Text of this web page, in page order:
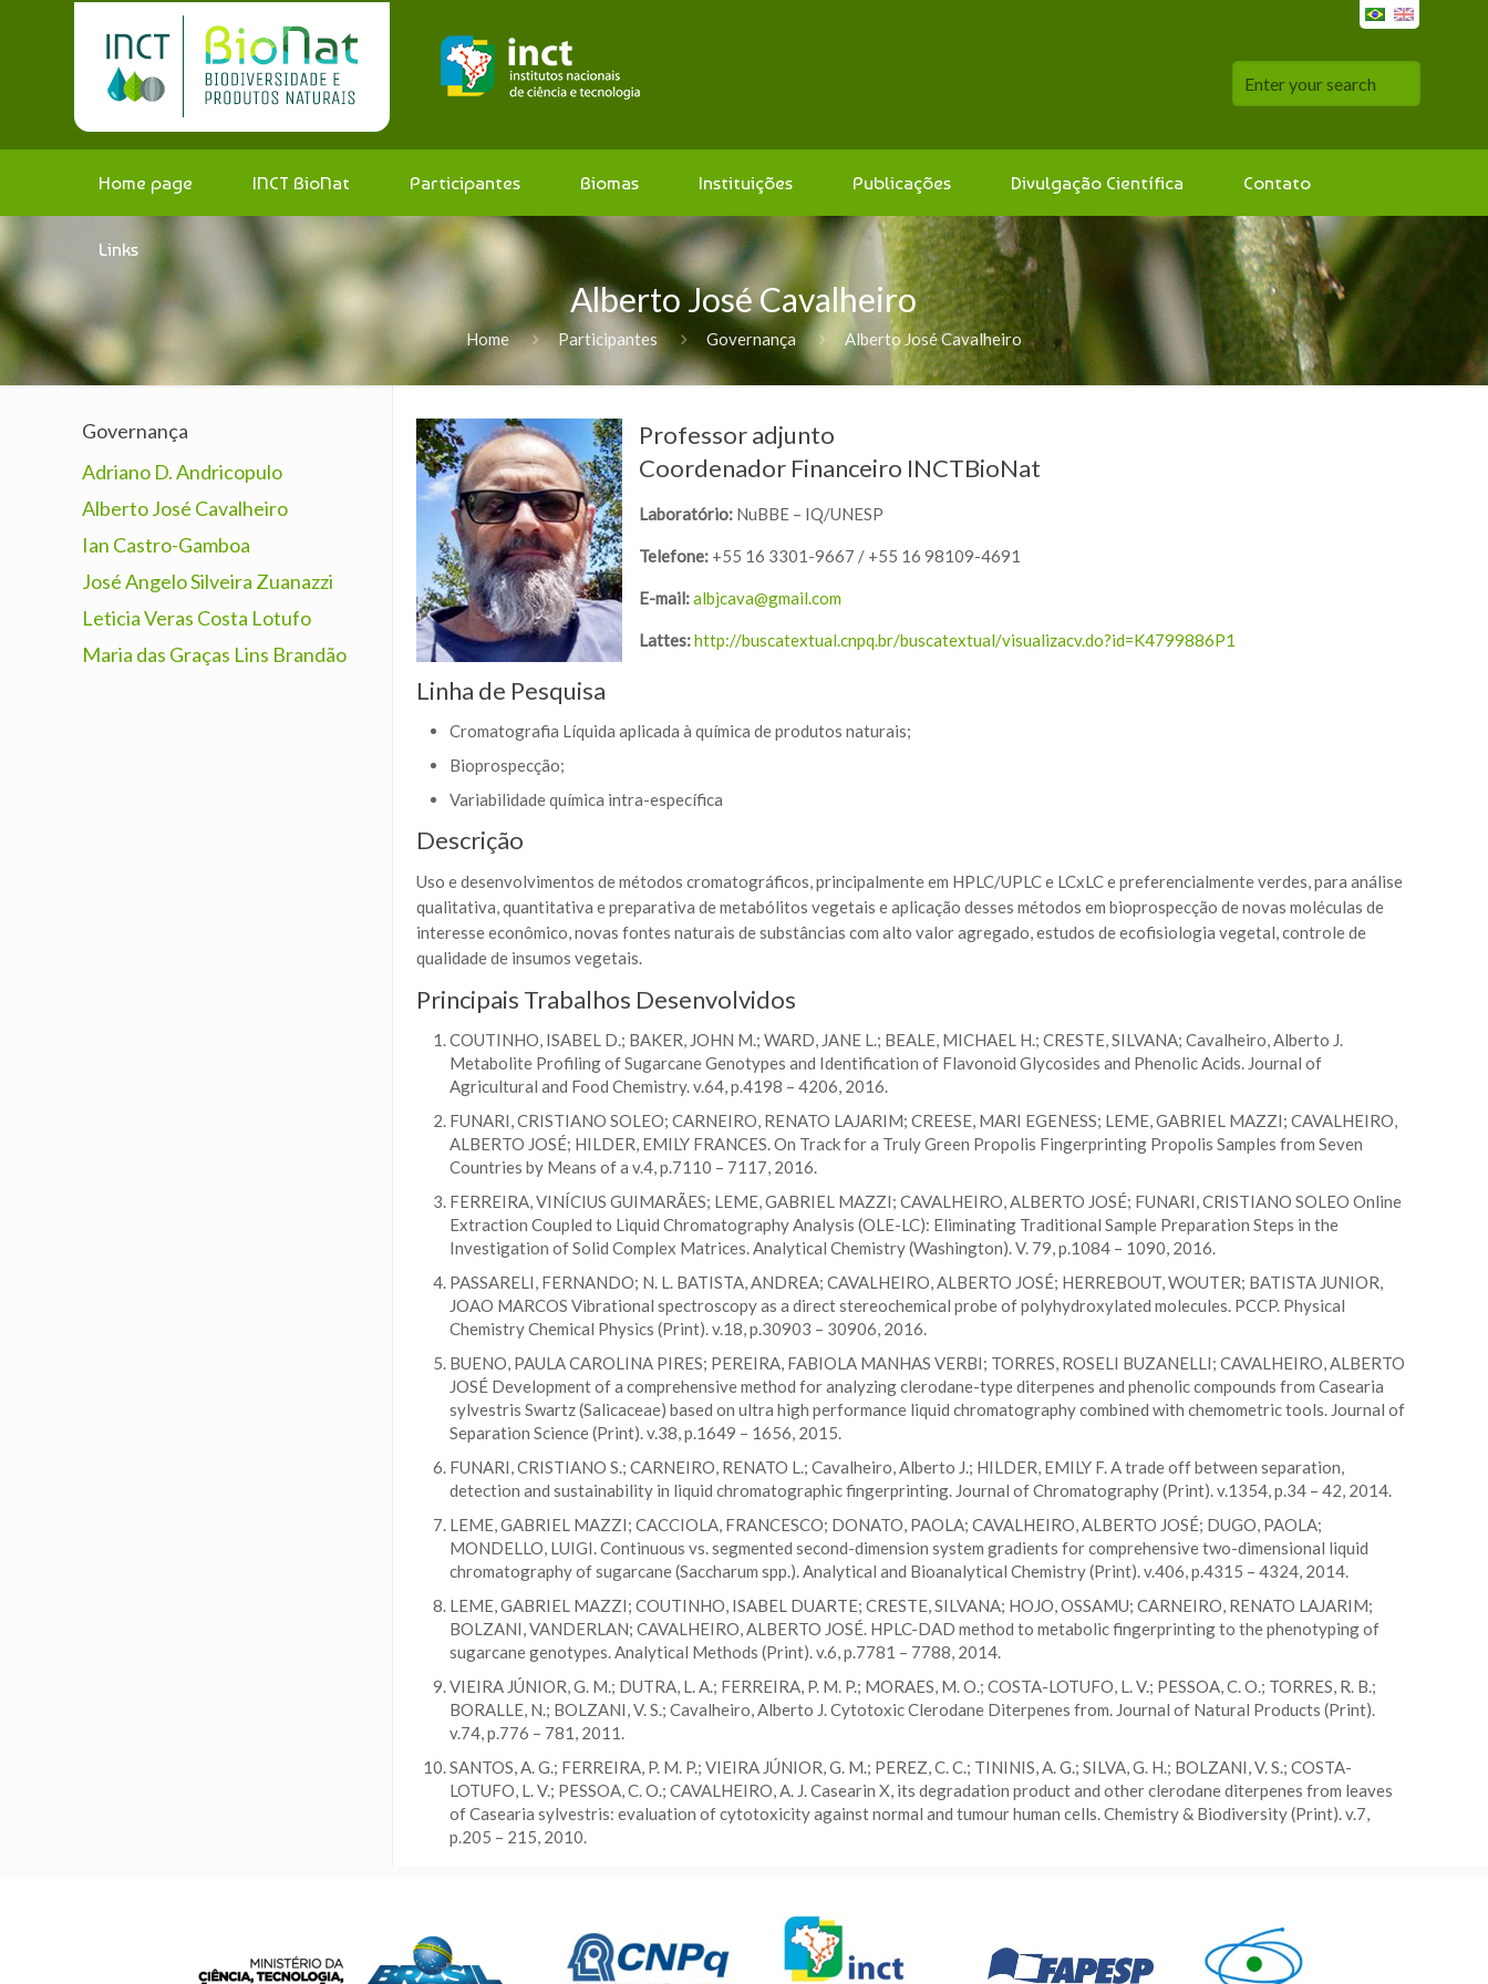
Home page INCT BioNat Participantes Biomas Instituições Publicações Divulgação Científica Contato
Links
Alberto José Cavalheiro
Home Participantes Governança Alberto José Cavalheiro
Professor adjunto
Coordenador Financeiro INCTBioNat
Laboratório:NuBBE – IQ/UNESP
Telefone:+55 16 3301-9667 / +55 16 98109-4691
E-mail:albjcava@gmail.com
Lattes:http://buscatextual.cnpq.br/buscatextual/visualizacv.do?id=K4799886P1
Linha de Pesquisa
Cromatografia Líquida aplicada à química de produtos naturais;
Bioprospecção;
Variabilidade química intra-específica
Descrição
Uso e desenvolvimentos de métodos cromatográficos, principalmente em HPLC/UPLC e LCxLC e preferencialmente verdes, para análise
qualitativa, quantitativa e preparativa de metabólitos vegetais e aplicação desses métodos em bioprospecção de novas moléculas de
interesse econômico, novas fontes naturais de substâncias com alto valor agregado, estudos de ecofisiologia vegetal, controle de
qualidade de insumos vegetais.
Principais Trabalhos Desenvolvidos
COUTINHO, ISABEL D.; BAKER, JOHN M.; WARD, JANE L.; BEALE, MICHAEL H.; CRESTE, SILVANA; Cavalheiro, Alberto J.
Metabolite Profiling of Sugarcane Genotypes and Identification of Flavonoid Glycosides and Phenolic Acids. Journal of
Agricultural and Food Chemistry. v.64, p.4198 – 4206, 2016.
FUNARI, CRISTIANO SOLEO; CARNEIRO, RENATO LAJARIM; CREESE, MARI EGENESS; LEME, GABRIEL MAZZI; CAVALHEIRO,
ALBERTO JOSÉ; HILDER, EMILY FRANCES. On Track for a Truly Green Propolis Fingerprinting Propolis Samples from Seven
Countries by Means of a v.4, p.7110 – 7117, 2016.
FERREIRA, VINÍCIUS GUIMARÃES; LEME, GABRIEL MAZZI; CAVALHEIRO, ALBERTO JOSÉ; FUNARI, CRISTIANO SOLEO Online
Extraction Coupled to Liquid Chromatography Analysis (OLE-LC): Eliminating Traditional Sample Preparation Steps in the
Investigation of Solid Complex Matrices. Analytical Chemistry (Washington). V. 79, p.1084 – 1090, 2016.
PASSARELI, FERNANDO; N. L. BATISTA, ANDREA; CAVALHEIRO, ALBERTO JOSÉ; HERREBOUT, WOUTER; BATISTA JUNIOR,
JOAO MARCOS Vibrational spectroscopy as a direct stereochemical probe of polyhydroxylated molecules. PCCP. Physical
Chemistry Chemical Physics (Print). v.18, p.30903 – 30906, 2016.
BUENO, PAULA CAROLINA PIRES; PEREIRA, FABIOLA MANHAS VERBI; TORRES, ROSELI BUZANELLI; CAVALHEIRO, ALBERTO
JOSÉ Development of a comprehensive method for analyzing clerodane-type diterpenes and phenolic compounds from Casearia
sylvestris Swartz (Salicaceae) based on ultra high performance liquid chromatography combined with chemometric tools. Journal of
Separation Science (Print). v.38, p.1649 – 1656, 2015.
FUNARI, CRISTIANO S.; CARNEIRO, RENATO L.; Cavalheiro, Alberto J.; HILDER, EMILY F. A trade off between separation,
detection and sustainability in liquid chromatographic fingerprinting. Journal of Chromatography (Print). v.1354, p.34 – 42, 2014.
LEME, GABRIEL MAZZI; CACCIOLA, FRANCESCO; DONATO, PAOLA; CAVALHEIRO, ALBERTO JOSÉ; DUGO, PAOLA;
MONDELLO, LUIGI. Continuous vs. segmented second-dimension system gradients for comprehensive two-dimensional liquid
chromatography of sugarcane (Saccharum spp.). Analytical and Bioanalytical Chemistry (Print). v.406, p.4315 – 4324, 2014.
LEME, GABRIEL MAZZI; COUTINHO, ISABEL DUARTE; CRESTE, SILVANA; HOJO, OSSAMU; CARNEIRO, RENATO LAJARIM;
BOLZANI, VANDERLAN; CAVALHEIRO, ALBERTO JOSÉ. HPLC-DAD method to metabolic fingerprinting to the phenotyping of
sugarcane genotypes. Analytical Methods (Print). v.6, p.7781 – 7788, 2014.
VIEIRA JÚNIOR, G. M.; DUTRA, L. A.; FERREIRA, P. M. P.; MORAES, M. O.; COSTA-LOTUFO, L. V.; PESSOA, C. O.; TORRES, R. B.;
BORALLE, N.; BOLZANI, V. S.; Cavalheiro, Alberto J. Cytotoxic Clerodane Diterpenes from. Journal of Natural Products (Print).
v.74, p.776 – 781, 2011.
SANTOS, A. G.; FERREIRA, P. M. P.; VIEIRA JÚNIOR, G. M.; PEREZ, C. C.; TININIS, A. G.; SILVA, G. H.; BOLZANI, V. S.; COSTA-
LOTUFO, L. V.; PESSOA, C. O.; CAVALHEIRO, A. J. Casearin X, its degradation product and other clerodane diterpenes from leaves
of Casearia sylvestris: evaluation of cytotoxicity against normal and tumour human cells. Chemistry & Biodiversity (Print). v.7,
p.205 – 215, 2010.
Governança
Adriano D. Andricopulo
Alberto José Cavalheiro
Ian Castro-Gamboa
José Angelo Silveira Zuanazzi
Leticia Veras Costa Lotufo
Maria das Graças Lins Brandão